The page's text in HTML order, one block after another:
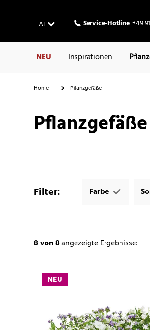
AT Service-Hotline +49
NEU Inspirationen
Home Pflanzgefäße
Pflanzgefäße
Filter: Farbe
8von 8angezeigte Ergebnisse:
NEU